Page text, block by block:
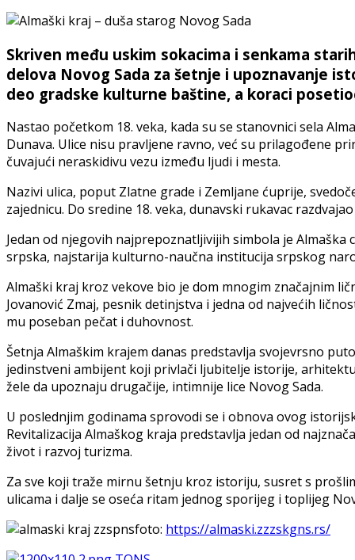
Skriven među uskim sokacima i senkama
delova Novog Sada za šetnje i upoznavanje
deo gradske kulturne baštine, a koraci
Nastao početkom 18. veka, kada su se stanovnici sela
Dunava. Ulice nisu pravljene ravno, već su prilagođene
čuvajući neraskidivu vezu između ljudi i mesta.
Nazivi ulica, poput Zlatne grade i Zemljane ćuprije,
zajednicu. Do sredine 18. veka, dunavski rukavac
Jedan od njegovih najprepoznatljivijih simbola je Almaška
srpska, najstarija kulturno-naučna institucija srpskog
Almaški kraj kroz vekove bio je dom mnogim značajnim
Jovanović Zmaj, pesnik detinjstva i jedna od najvećih
mu poseban pečat i duhovnost.
Šetnja Almaškim krajem danas predstavlja svojevrsno
jedinstveni ambijent koji privlači ljubitelje istorije,
žele da upoznaju drugačije, intimnije lice Novog Sada.
U poslednjim godinama sprovodi se i obnova ovog
Revitalizacija Almaškog kraja predstavlja jedan od
život i razvoj turizma.
Za sve koji traže mirnu šetnju kroz istoriju, susret s
ulicama i dalje se oseća ritam jednog sporijeg i toplijeg
foto: https://almaski.zzzskgns.rs/